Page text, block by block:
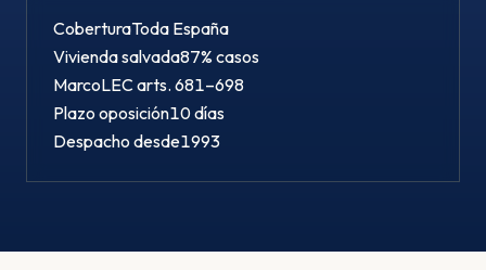
CoberturaToda España
Vivienda salvada87% casos
MarcoLEC arts. 681–698
Plazo oposición10 días
Despacho desde1993